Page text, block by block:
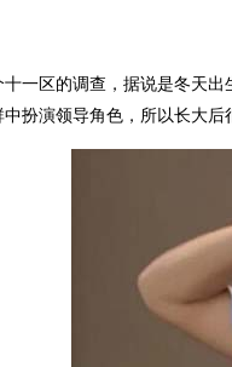
一区的调查，据说是冬天
扮演领导角色，所以长大后